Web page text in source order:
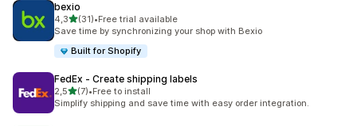
bexio
4,3de 5 estrelas
(31)
31 total de avaliações
•Free trial available
Save time by synchronizing your shop with Bexio
Built for Shopify
FedEx ‑ Create shipping labels
2,5de 5 estrelas
(7)
7 total de avaliações
•Free to install
Simplify shipping and save time with easy order integration.